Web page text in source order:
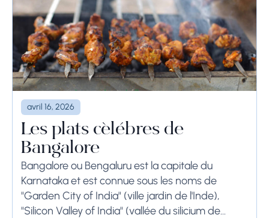
avril 16, 2026
Les plats célèbres de
Bangalore
Bangalore ou Bengaluru est la capitale du
Karnataka et est connue sous les noms de
"Garden City of India" (ville jardin de l'Inde),
"Silicon Valley of India" (vallée du silicium de